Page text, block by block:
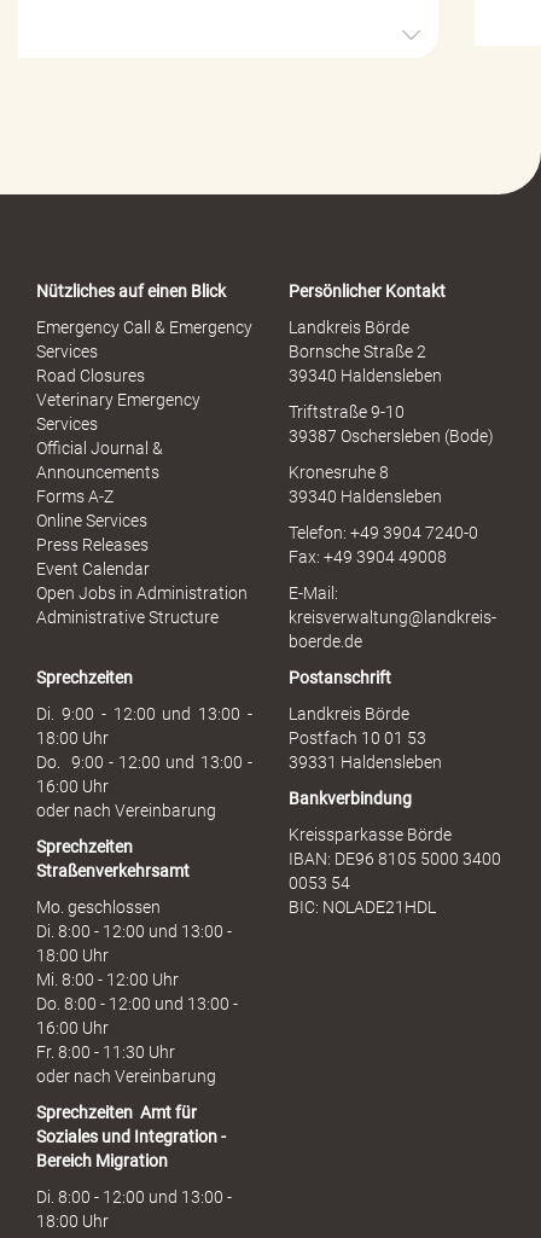
o
u
h
Nützliches auf einen Blick
Emergency Call & Emergency
Services
Road Closures
Veterinary Emergency
Services
Official Journal &
Announcements
Forms A-Z
Online Services
Press Releases
Event Calendar
Open Jobs in Administration
Administrative Structure
Persönlicher Kontakt
Landkreis Börde
Bornsche Straße 2
39340 Haldensleben
Triftstraße 9-10
39387 Oschersleben (Bode)
Kronesruhe 8
39340 Haldensleben
Telefon: +49 3904 7240-0
Fax: +49 3904 49008
E-Mail:
kreisverwaltung@landkreis-
boerde.de
Sprechzeiten
Di. 9:00 - 12:00 und 13:00 -
18:00 Uhr
Do. 9:00 - 12:00 und 13:00 -
16:00 Uhr
oder nach Vereinbarung
Sprechzeiten
Straßenverkehrsamt
Mo. geschlossen
Di. 8:00 - 12:00 und 13:00 -
18:00 Uhr
Mi. 8:00 - 12:00 Uhr
Do. 8:00 - 12:00 und 13:00 -
16:00 Uhr
Fr. 8:00 - 11:30 Uhr
oder nach Vereinbarung
Sprechzeiten Amt für
Soziales und Integration -
Bereich Migration
Di. 8:00 - 12:00 und 13:00 -
18:00 Uhr
Postanschrift
Landkreis Börde
Postfach 10 01 53
39331 Haldensleben
Bankverbindung
Kreissparkasse Börde
IBAN: DE96 8105 5000 3400
0053 54
BIC: NOLADE21HDL